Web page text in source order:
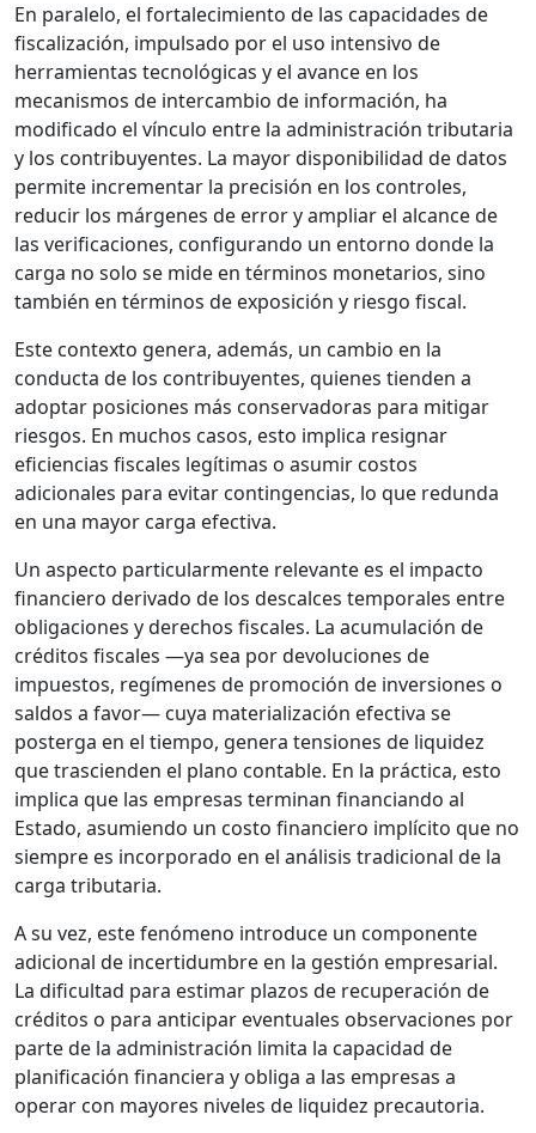
En paralelo, el fortalecimiento de las capacidades de
fiscalización, impulsado por el uso intensivo de
herramientas tecnológicas y el avance en los
mecanismos de intercambio de información, ha
modificado el vínculo entre la administración tributaria
y los contribuyentes. La mayor disponibilidad de datos
permite incrementar la precisión en los controles,
reducir los márgenes de error y ampliar el alcance de
las verificaciones, configurando un entorno donde la
carga no solo se mide en términos monetarios, sino
también en términos de exposición y riesgo fiscal.
Este contexto genera, además, un cambio en la
conducta de los contribuyentes, quienes tienden a
adoptar posiciones más conservadoras para mitigar
riesgos. En muchos casos, esto implica resignar
eficiencias fiscales legítimas o asumir costos
adicionales para evitar contingencias, lo que redunda
en una mayor carga efectiva.
Un aspecto particularmente relevante es el impacto
financiero derivado de los descalces temporales entre
obligaciones y derechos fiscales. La acumulación de
créditos fiscales —ya sea por devoluciones de
impuestos, regímenes de promoción de inversiones o
saldos a favor— cuya materialización efectiva se
posterga en el tiempo, genera tensiones de liquidez
que trascienden el plano contable. En la práctica, esto
implica que las empresas terminan financiando al
Estado, asumiendo un costo financiero implícito que no
siempre es incorporado en el análisis tradicional de la
carga tributaria.
A su vez, este fenómeno introduce un componente
adicional de incertidumbre en la gestión empresarial.
La dificultad para estimar plazos de recuperación de
créditos o para anticipar eventuales observaciones por
parte de la administración limita la capacidad de
planificación financiera y obliga a las empresas a
operar con mayores niveles de liquidez precautoria.